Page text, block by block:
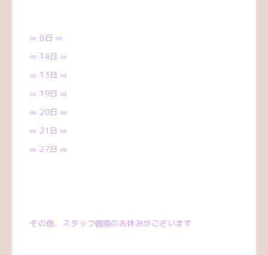
∞ 6日 ∞
∞ 14日 ∞
∞ 13日 ∞
∞ 19日 ∞
∞ 20日 ∞
∞ 21 日 ∞
∞ 27日 ∞
その他、スタッフ個別のお休みがございます